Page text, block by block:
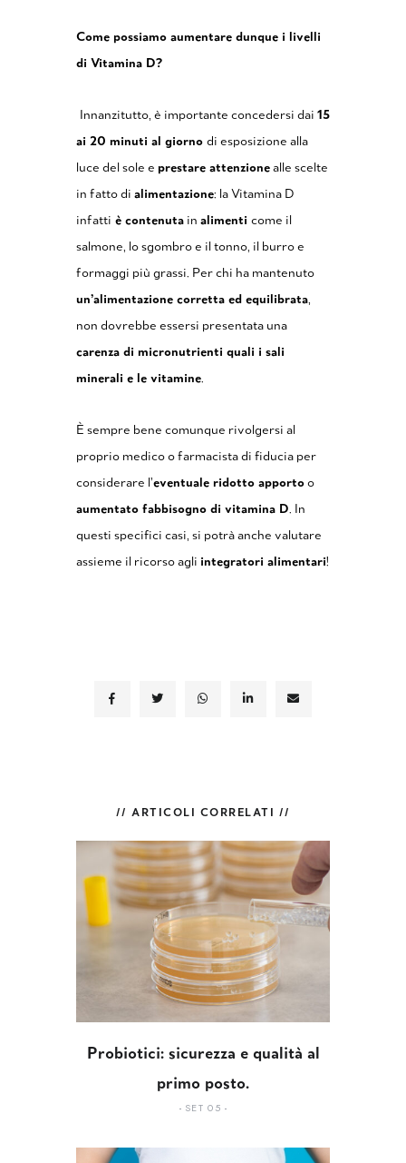
Come possiamo aumentare dunque i livelli
di Vitamina D?
Innanzitutto, è importante concedersi dai 15
ai 20 minuti al giorno di esposizione alla
luce del sole e prestare attenzionealle scelte
in fatto di alimentazione: la Vitamina D
infatti è contenuta in alimenti come il
salmone, lo sgombro e il tonno, il burro e
formaggi più grassi. Per chi ha mantenuto
un’alimentazione corretta ed equilibrata,
non dovrebbe essersi presentata una
carenza di micronutrienti quali i sali
minerali e le vitamine.
È sempre bene comunque rivolgersi al
proprio medico o farmacista di fiducia per
considerare l’eventuale ridotto apportoo
aumentato fabbisogno di vitamina D. In
questi specifici casi, si potrà anche valutare
assieme il ricorso agli integratori alimentari!
// ARTICOLI CORRELATI //
Probiotici: sicurezza e qualità al
primo posto.
SET 05